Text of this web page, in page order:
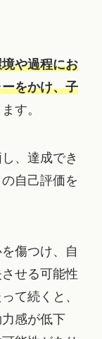
や過程にお
をかけ、子
す。
、達成でき
自己評価を
傷つけ、自
せる可能性
て続くと、
感が低下